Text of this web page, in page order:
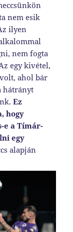
nem esik
ilyen
nem fogta
egy kivétel,
ahol bár
hátrányt
Ez
hogy
e a Tímár-
egy
alapján